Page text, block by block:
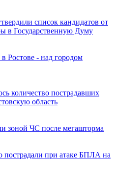
список кандидатов от
в Государственную Думу
Ростове - над городом
количество пострадавших
область
зоной ЧС после мегашторма
пострадали при атаке БПЛА на